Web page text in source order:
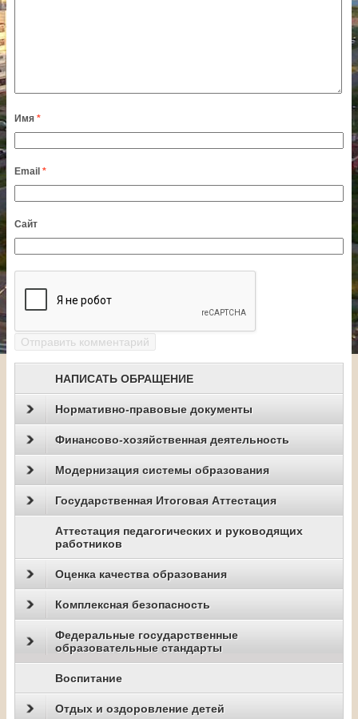
Имя *
Email *
Сайт
НАПИСАТЬ ОБРАЩЕНИЕ
Нормативно-правовые документы
Финансово-хозяйственная деятельность
Модернизация системы образования
Государственная Итоговая Аттестация
Аттестация педагогических и руководящих
работников
Оценка качества образования
Комплексная безопасность
Федеральные государственные
образовательные стандарты
Воспитание
Отдых и оздоровление детей